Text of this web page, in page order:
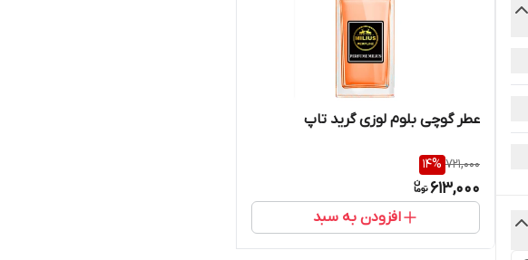
عطر گوچی بلوم لوزی گرید تاپ
721,000
14%
613,000
افزودن به سبد